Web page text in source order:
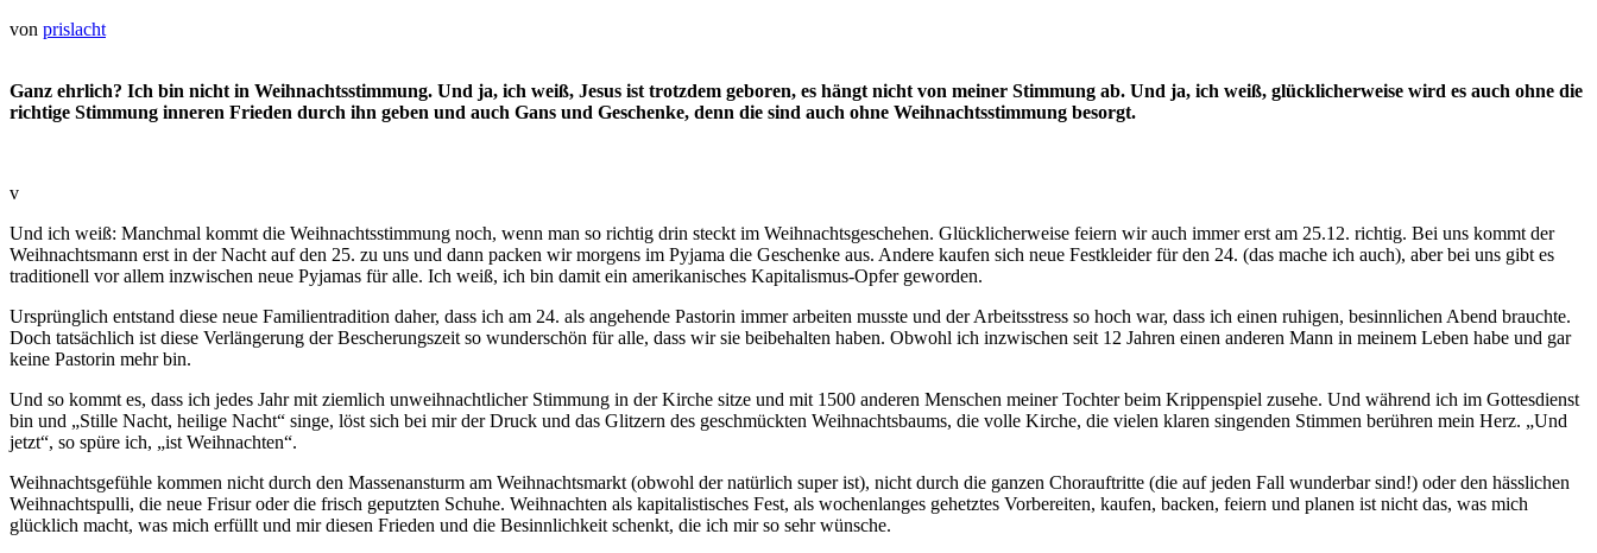
von prislacht
Ganz ehrlich? Ich bin nicht in Weihnachtsstimmung. Und ja, ich weiß, Jesus ist trotzdem geboren, es hängt nicht von meiner Stimmung ab. Und ja, ich weiß, glücklicherweise wird es auch ohne die
richtige Stimmung inneren Frieden durch ihn geben und auch Gans und Geschenke, denn die sind auch ohne Weihnachtsstimmung besorgt.
v
Und ich weiß: Manchmal kommt die Weihnachtsstimmung noch, wenn man so richtig drin steckt im Weihnachtsgeschehen. Glücklicherweise feiern wir auch immer erst am 25.12. richtig. Bei uns kommt der
Weihnachtsmann erst in der Nacht auf den 25. zu uns und dann packen wir morgens im Pyjama die Geschenke aus. Andere kaufen sich neue Festkleider für den 24. (das mache ich auch), aber bei uns gibt es
traditionell vor allem inzwischen neue Pyjamas für alle. Ich weiß, ich bin damit ein amerikanisches Kapitalismus-Opfer geworden.
Ursprünglich entstand diese neue Familientradition daher, dass ich am 24. als angehende Pastorin immer arbeiten musste und der Arbeitsstress so hoch war, dass ich einen ruhigen, besinnlichen Abend brauchte.
Doch tatsächlich ist diese Verlängerung der Bescherungszeit so wunderschön für alle, dass wir sie beibehalten haben. Obwohl ich inzwischen seit 12 Jahren einen anderen Mann in meinem Leben habe und gar
keine Pastorin mehr bin.
Und so kommt es, dass ich jedes Jahr mit ziemlich unweihnachtlicher Stimmung in der Kirche sitze und mit 1500 anderen Menschen meiner Tochter beim Krippenspiel zusehe. Und während ich im Gottesdienst
bin und „Stille Nacht, heilige Nacht“ singe, löst sich bei mir der Druck und das Glitzern des geschmückten Weihnachtsbaums, die volle Kirche, die vielen klaren singenden Stimmen berühren mein Herz. „Und
jetzt“, so spüre ich, „ist Weihnachten“.
Weihnachtsgefühle kommen nicht durch den Massenansturm am Weihnachtsmarkt (obwohl der natürlich super ist), nicht durch die ganzen Chorauftritte (die auf jeden Fall wunderbar sind!) oder den hässlichen
Weihnachtspulli, die neue Frisur oder die frisch geputzten Schuhe. Weihnachten als kapitalistisches Fest, als wochenlanges gehetztes Vorbereiten, kaufen, backen, feiern und planen ist nicht das, was mich
glücklich macht, was mich erfüllt und mir diesen Frieden und die Besinnlichkeit schenkt, die ich mir so sehr wünsche.